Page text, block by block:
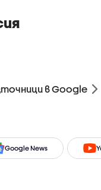
в Google
Google News